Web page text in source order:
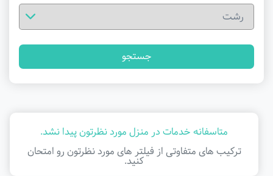
جستجو
متاسفانه خدمات در منزل مورد نظرتون پیدا نشد.
ترکیب های متفاوتی از فیلتر ‌های مورد نظرتون رو امتحان
کنید.